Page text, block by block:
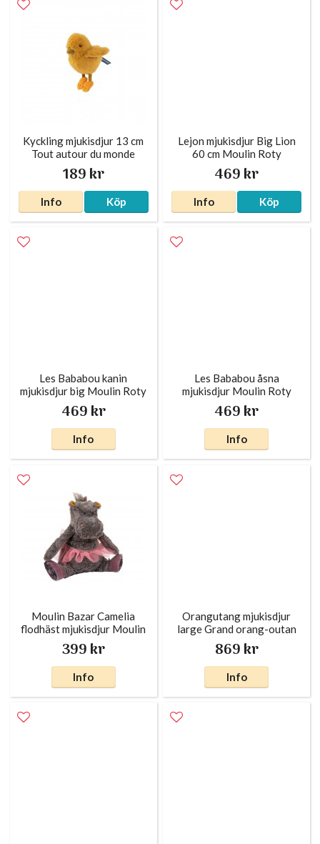
Kyckling mjukisdjur 13 cm
Tout autour du monde
Moulin Roty
189 kr
Info Köp
Lejon mjukisdjur Big Lion
60 cm Moulin Roty
469 kr
Info Köp
Les Bababou kanin
mjukisdjur big Moulin Roty
469 kr
Info
Les Bababou åsna
mjukisdjur Moulin Roty
469 kr
Info
Moulin Bazar Camelia
flodhäst mjukisdjur Moulin
Roty
399 kr
Info
Orangutang mjukisdjur
large Grand orang-outan
Moulin Roty
869 kr
Info